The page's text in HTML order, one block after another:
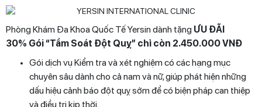
Phòng Khám Đa Khoa Quốc Tế Yersin dành tặng ƯU ĐÃI
30% Gói “Tầm Soát Đột Quỵ” chỉ còn 2.450.000 VNĐ
Gói dịch vụ Kiểm tra và xét nghiệm có các hạng mục
chuyên sâu dành cho cả nam và nữ, giúp phát hiện những
dấu hiệu cảnh báo đột quỵ sớm để có biện pháp can thiệp
và điều trị kịp thời.